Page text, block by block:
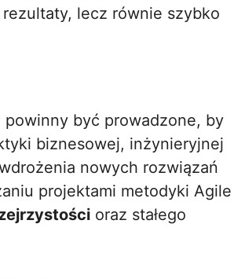
lecz równie szybko
powinny być prowadzone, by
biznesowej, inżynieryjnej
nowych rozwiązań
projektami metodyki Agile
oraz stałego